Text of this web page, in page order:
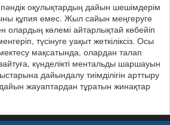
оқулықтардың дайын шешімдерім
құпия емес. Жыл сайын меңгеруге
олардың көлемі айтарлықтай көбейіп
түсінуге уақыт жеткіліксіз. Осы
мақсатында, олардан талап
күнделікті ментальды шаршауын
дайындалу тиімділігін арттыру
жауаптардан тұратын жинақтар